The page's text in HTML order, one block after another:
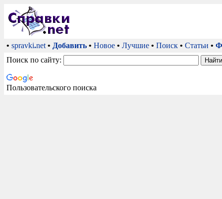
• spravki.net • Добавить • Новое • Лучшие • Поиск • Статьи •
Поиск по сайту:
Пользовательского поиска